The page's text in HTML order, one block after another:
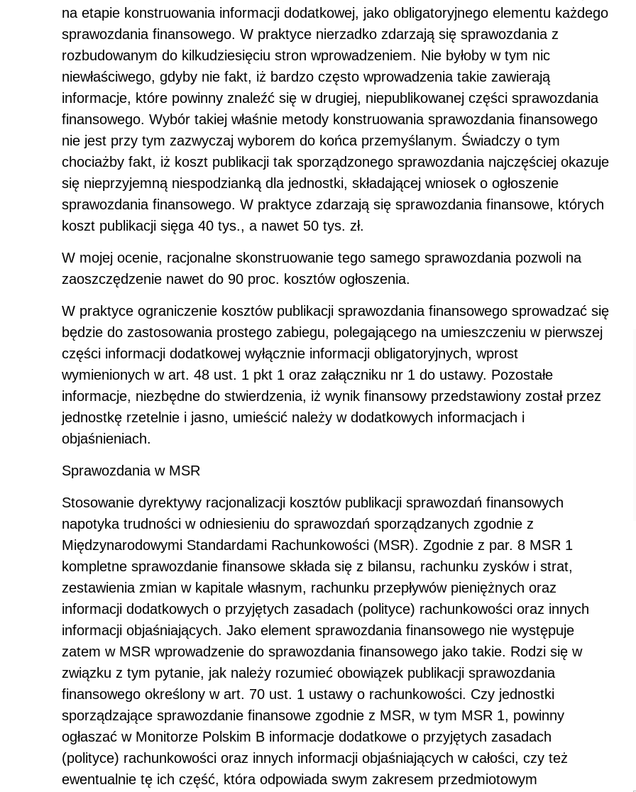
na etapie konstruowania informacji dodatkowej, jako obligatoryjnego elementu każdego
sprawozdania finansowego. W praktyce nierzadko zdarzają się sprawozdania z
rozbudowanym do kilkudziesięciu stron wprowadzeniem. Nie byłoby w tym nic
niewłaściwego, gdyby nie fakt, iż bardzo często wprowadzenia takie zawierają
informacje, które powinny znaleźć się w drugiej, niepublikowanej części sprawozdania
finansowego. Wybór takiej właśnie metody konstruowania sprawozdania finansowego
nie jest przy tym zazwyczaj wyborem do końca przemyślanym. Świadczy o tym
chociażby fakt, iż koszt publikacji tak sporządzonego sprawozdania najczęściej okazuje
się nieprzyjemną niespodzianką dla jednostki, składającej wniosek o ogłoszenie
sprawozdania finansowego. W praktyce zdarzają się sprawozdania finansowe, których
koszt publikacji sięga 40 tys., a nawet 50 tys. zł.
W mojej ocenie, racjonalne skonstruowanie tego samego sprawozdania pozwoli na
zaoszczędzenie nawet do 90 proc. kosztów ogłoszenia.
W praktyce ograniczenie kosztów publikacji sprawozdania finansowego sprowadzać się
będzie do zastosowania prostego zabiegu, polegającego na umieszczeniu w pierwszej
części informacji dodatkowej wyłącznie informacji obligatoryjnych, wprost
wymienionych w art. 48 ust. 1 pkt 1 oraz załączniku nr 1 do ustawy. Pozostałe
informacje, niezbędne do stwierdzenia, iż wynik finansowy przedstawiony został przez
jednostkę rzetelnie i jasno, umieścić należy w dodatkowych informacjach i
objaśnieniach.
Sprawozdania w MSR
Stosowanie dyrektywy racjonalizacji kosztów publikacji sprawozdań finansowych
napotyka trudności w odniesieniu do sprawozdań sporządzanych zgodnie z
Międzynarodowymi Standardami Rachunkowości (MSR). Zgodnie z par. 8 MSR 1
kompletne sprawozdanie finansowe składa się z bilansu, rachunku zysków i strat,
zestawienia zmian w kapitale własnym, rachunku przepływów pieniężnych oraz
informacji dodatkowych o przyjętych zasadach (polityce) rachunkowości oraz innych
informacji objaśniających. Jako element sprawozdania finansowego nie występuje
zatem w MSR wprowadzenie do sprawozdania finansowego jako takie. Rodzi się w
związku z tym pytanie, jak należy rozumieć obowiązek publikacji sprawozdania
finansowego określony w art. 70 ust. 1 ustawy o rachunkowości. Czy jednostki
sporządzające sprawozdanie finansowe zgodnie z MSR, w tym MSR 1, powinny
ogłaszać w Monitorze Polskim B informacje dodatkowe o przyjętych zasadach
(polityce) rachunkowości oraz innych informacji objaśniających w całości, czy też
ewentualnie tę ich część, która odpowiada swym zakresem przedmiotowym